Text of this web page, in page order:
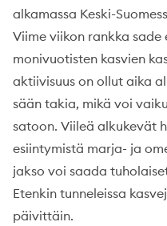
alkamassa Keski-
Viime viikon rankka
monivuotisten kasvien
aktiivisuus on ollut aika
sään takia, mikä voi
satoon. Viileä alkukevät
esiintymistä marja- ja
jakso voi saada
Etenkin tunneleissa
päivittäin.